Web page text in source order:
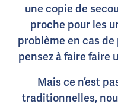
une copie de
proche pour les
problème en cas de
pensez à faire faire
Mais ce n’est
traditionnelles,